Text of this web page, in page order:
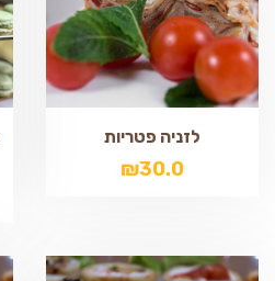
לזניה פטריות
₪30.0